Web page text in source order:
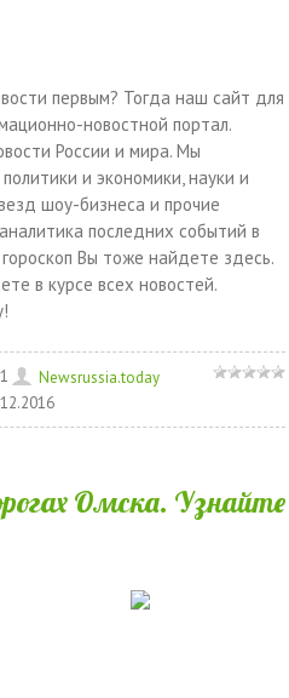
первым? Тогда наш сайт для
новостной портал.
России и мира. Мы
и экономики, науки и
шоу-бизнеса и прочие
последних событий в
Вы тоже найдете здесь.
в курсе всех новостей.
Newsrussia.today
Омска. Узнайте